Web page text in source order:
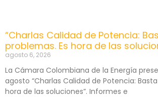
“Charlas Calidad de Potencia:
problemas. Es hora de las
agosto 6, 2026
La Cámara Colombiana de la Energía
agosto “Charlas Calidad de Potencia:
hora de las soluciones”. Informes e